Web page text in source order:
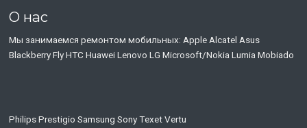
О нас
Мы занимаемся ремонтом мобильных: Apple Alcatel Asus
Blackberry Fly HTC Huawei Lenovo LG Microsoft/Nokia Lumia Mobiado
Philips Prestigio Samsung Sony Тexet Vertu